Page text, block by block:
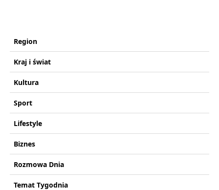
Region
Kraj i świat
Kultura
Sport
Lifestyle
Biznes
Rozmowa Dnia
Temat Tygodnia